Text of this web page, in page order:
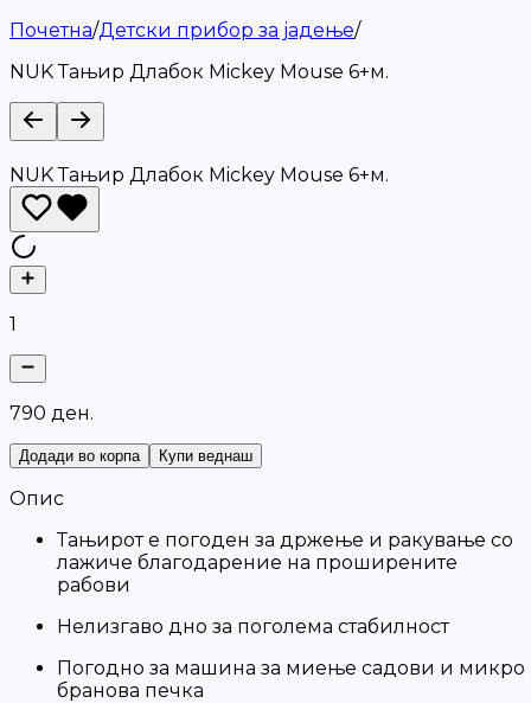
Почетна/Детски прибор за јадење/
NUK Тањир Длабок Mickey Mouse 6+м.
NUK Тањир Длабок Mickey Mouse 6+м.
1
790 ден.
Додади во корпа Купи веднаш
Опис
Тањирот е погоден за држење и ракување со
лажиче благодарение на проширените
рабови
Нелизгаво дно за поголема стабилност
Погодно за машина за миење садови и микро
бранова печка